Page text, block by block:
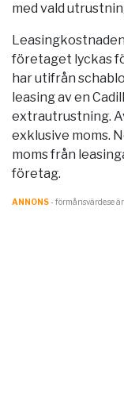
med vald
företaget lyckas
har utifrån
leasing av en
extrautrustning.
exklusive moms.
moms från
företag.
ANNONS- förmånsvärde.se